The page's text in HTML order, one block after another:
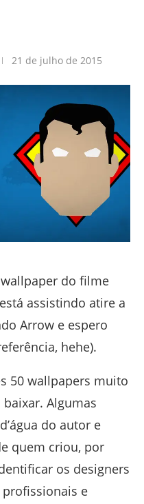
21 de julho de 2015
do filme
assistindo atire a
Arrow e espero
hehe).
50 wallpapers muito
Algumas
do autor e
quem criou, por
os designers
e